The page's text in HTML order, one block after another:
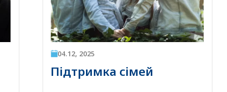
04.12, 2025
Підтримка сімей